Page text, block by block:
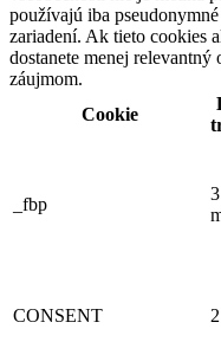
používajú iba
zariadení. Ak tieto cookies
dostanete menej relevantný
záujmom.
Cookie
_fbp
3
CONSENT